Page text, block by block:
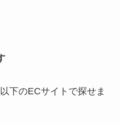
下のECサイトで探せま